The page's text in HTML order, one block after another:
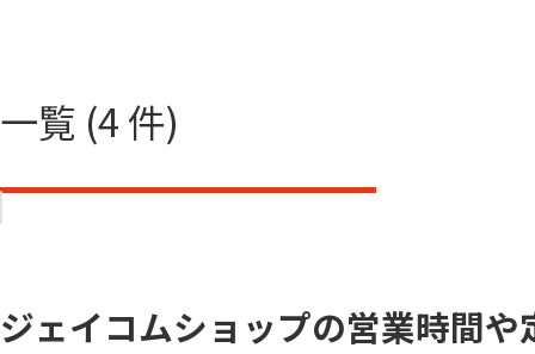
一覧 (4 件)
ジェイコムショップの営業時間や